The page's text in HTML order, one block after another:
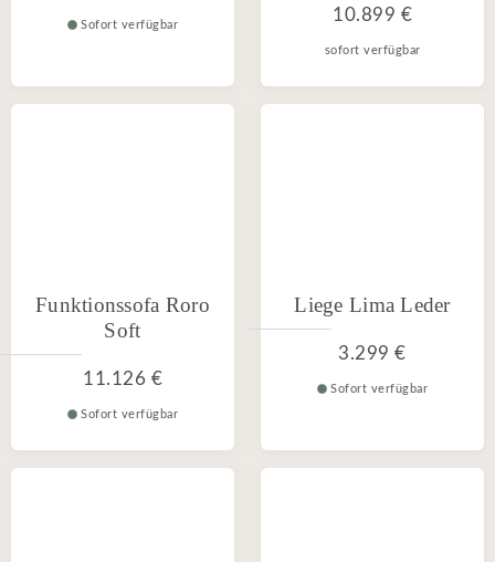
Sofort verfügbar
10.899 €
sofort verfügbar
Funktionssofa Roro
Soft
11.126 €
Sofort verfügbar
Liege Lima Leder
3.299 €
Sofort verfügbar